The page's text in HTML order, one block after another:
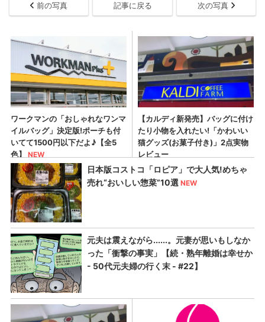
前の写真 記事に戻る 次の写真